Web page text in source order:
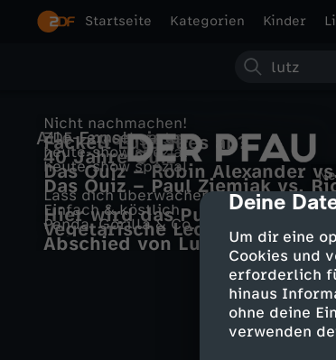
cmp-
Deine
Um dir eine
Cookies und
erforderlich
hinaus
ohne deine
verwenden
Startseite Kategorien Kinder
c
h
e
Alle Ergebnisse
Nicht nachmachen!
Fackelt Lutz alles ab?
ZDF-Fernsehgarten
40 Jahre Quiz
heute-show spezial
Das Quiz – Robin Alexander
Klamroth
heute-show spezial
Das Quiz – Paul Ziemiak vs.
Lang
D
e
Lass dich überwachen!
Hier wird das Publikum zum
Einfach & köstlich
Vegetarische Leckerbissen -
Güngörmüş kocht mit Vroni
Panda, Gorilla & Co.
Abschied von Lutz Störmer -